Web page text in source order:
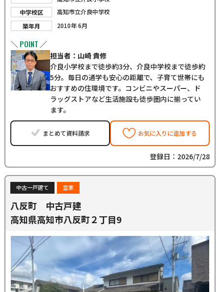
中学校区
高知市立介良中学校
築年月
2010年 6月
＼ POINT ／
担当者：山崎 貴修
介良小学校まで徒歩約3分、介良中学校まで徒歩約
5分。毎日の通学も安心の距離で、子育て世帯にも
おすすめの住環境です。コンビニやスーパー、ド
ラッグストアなど生活施設も徒歩圏内に揃ってい
ます。
まとめて資料請求 お気に入りに追加する
登録日：2026/7/28
中古一戸建て 空家
八反町 中古戸建
高知県高知市八反町２丁目9